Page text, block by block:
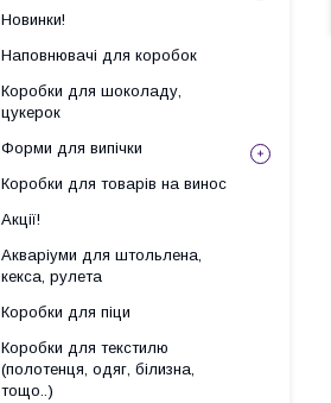
Новинки!
Наповнювачі для коробок
Коробки для шоколаду,
цукерок
Форми для випічки
Коробки для товарів на винос
Акції!
Акваріуми для штольлена,
кекса, рулета
Коробки для піци
Коробки для текстилю
(полотенця, одяг, білизна,
тощо..)